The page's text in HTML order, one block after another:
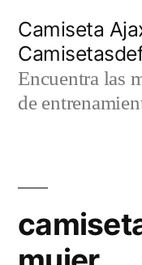
contenido
Camiseta
Encuentra las
de